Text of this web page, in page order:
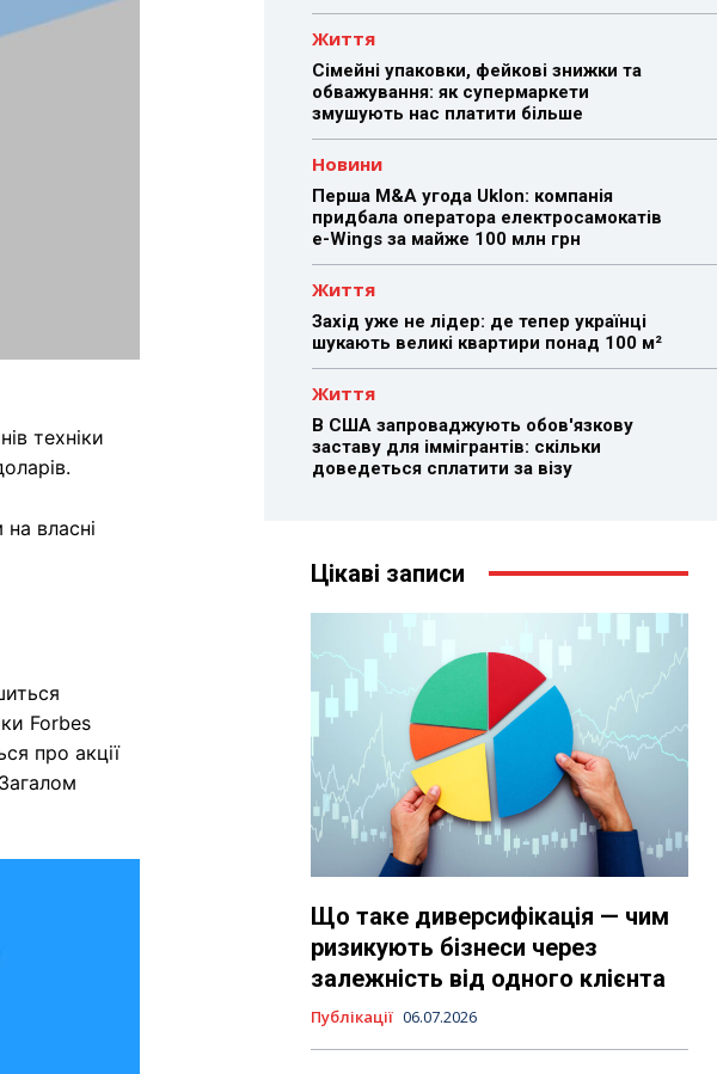
техніки
власні
Forbes
про акції
Життя
Сімейні упаковки, фейкові знижки та
обважування: як супермаркети
змушують нас платити більше
Новини
Перша M&A угода Uklon: компанія
придбала оператора електросамокатів
e-Wings за майже 100 млн грн
Життя
Захід уже не лідер: де тепер українці
шукають великі квартири понад 100 м²
Життя
В США запроваджують обов'язкову
заставу для іммігрантів: скільки
доведеться сплатити за візу
Цікаві записи
Що таке диверсифікація — чим
ризикують бізнеси через
залежність від одного клієнта
Публікації 06.07.2026